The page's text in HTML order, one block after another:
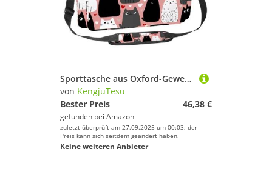
Sporttasche aus Oxford-Gewebe, mit abnehmbarem Schultergurt, Trainings-Handtasche, Übernachtungstasche für Damen und Herren, nahtlose Katzen, Mehrfarbig 9, Einheitsgröße, Handgepäck
von KengjuTesu
Bester Preis
46,38 €
gefunden bei Amazon
zuletzt überprüft am 27.09.2025 um 00:03; der
Preis kann sich seitdem geändert haben.
Keine weiteren Anbieter